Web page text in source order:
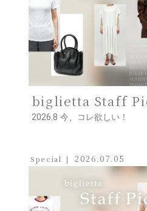
biglietta Staff
2026.8 今、コレ欲しい！
Special 2026.07.05